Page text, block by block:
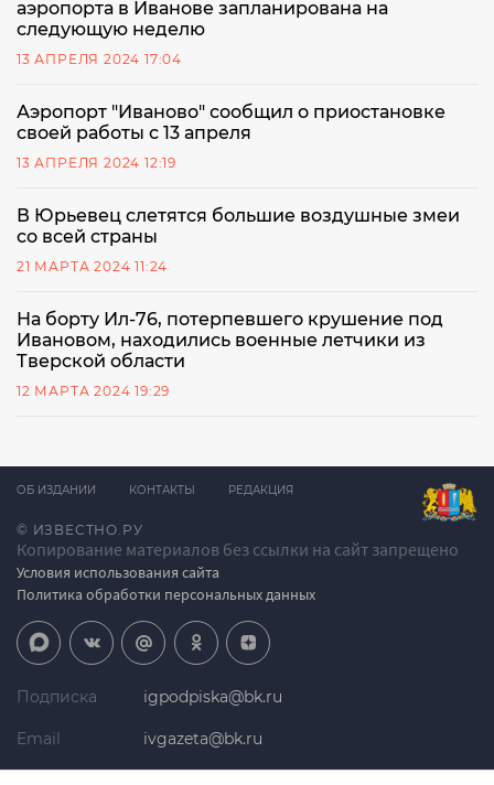
аэропорта в Иванове запланирована на
следующую неделю
13 АПРЕЛЯ 2024 17:04
Аэропорт "Иваново" сообщил о приостановке
своей работы с 13 апреля
13 АПРЕЛЯ 2024 12:19
В Юрьевец слетятся большие воздушные змеи
со всей страны
21 МАРТА 2024 11:24
На борту Ил-76, потерпевшего крушение под
Ивановом, находились военные летчики из
Тверской области
12 МАРТА 2024 19:29
© ИЗВЕСТНО.РУ
Копирование материалов без ссылки на сайт запрещено
Условия использования сайта
Политика обработки персональных данных
ОБ ИЗДАНИИ КОНТАКТЫ РЕДАКЦИЯ
Подписка igpodpiska@bk.ru
Email ivgazeta@bk.ru